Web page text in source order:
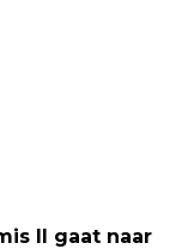
II gaat naar